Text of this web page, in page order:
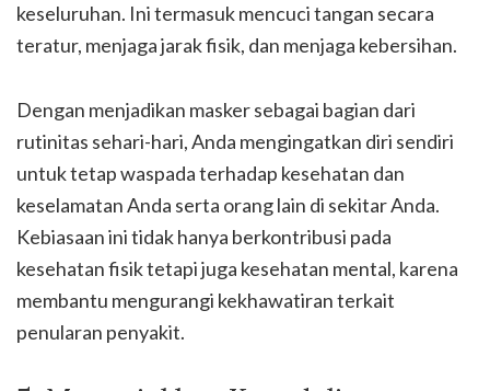
keseluruhan. Ini termasuk mencuci tangan secara
teratur, menjaga jarak fisik, dan menjaga kebersihan.
Dengan menjadikan masker sebagai bagian dari
rutinitas sehari-hari, Anda mengingatkan diri sendiri
untuk tetap waspada terhadap kesehatan dan
keselamatan Anda serta orang lain di sekitar Anda.
Kebiasaan ini tidak hanya berkontribusi pada
kesehatan fisik tetapi juga kesehatan mental, karena
membantu mengurangi kekhawatiran terkait
penularan penyakit.